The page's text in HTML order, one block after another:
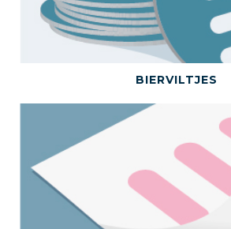
BEKIJK DIT PRODUCT
BIERVILTJES